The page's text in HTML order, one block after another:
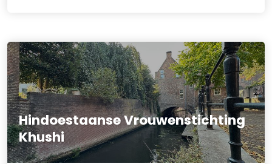
Hindoestaanse Vrouwenstichting
Khushi